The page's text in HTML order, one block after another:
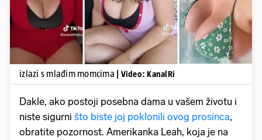
izlazi s mlađim momcima | Video: KanalRi
Dakle, ako postoji posebna dama u vašem životu i
niste sigurni što biste joj poklonili ovog prosinca,
obratite pozornost. Amerikanka Leah, koja je na